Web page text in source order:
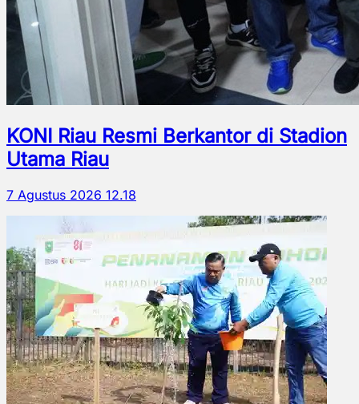
KONI Riau Resmi Berkantor di Stadion
Utama Riau
7 Agustus 2026 12.18